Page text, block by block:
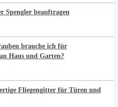
Spengler beauftragen
brauche ich für
Haus und Garten?
Fliegengitter für Türen und